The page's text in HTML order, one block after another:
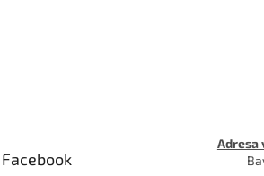
Facebook
Adresa